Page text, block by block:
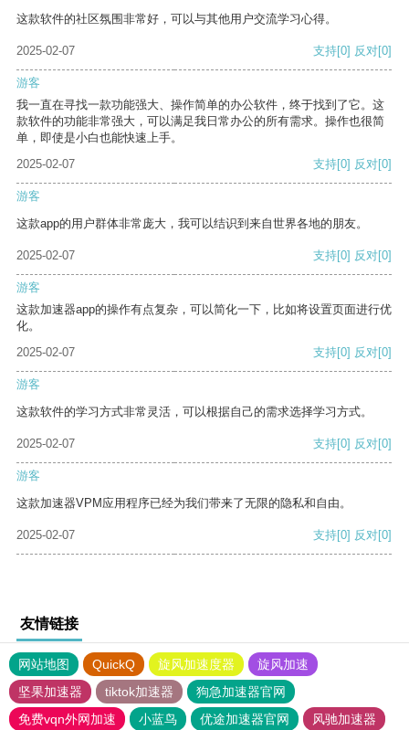
这款软件的社区氛围非常好，可以与其他用户交流学习心得。
2025-02-07 支持[0] 反对[0]
游客
我一直在寻找一款功能强大、操作简单的办公软件，终于找到了它。这
款软件的功能非常强大，可以满足我日常办公的所有需求。操作也很简
单，即使是小白也能快速上手。
2025-02-07
支持[0] 反对[0]
游客
这款app的用户群体非常庞大，我可以结识到来自世界各地的朋友。
2025-02-07 支持[0] 反对[0]
游客
这款加速器app的操作有点复杂，可以简化一下，比如将设置页面进行优
化。
2025-02-07
支持[0] 反对[0]
游客
这款软件的学习方式非常灵活，可以根据自己的需求选择学习方式。
2025-02-07 支持[0] 反对[0]
游客
这款加速器VPM应用程序已经为我们带来了无限的隐私和自由。
2025-02-07 支持[0] 反对[0]
友情链接
网站地图 QuickQ 旋风加速度器
旋风加速
坚果加速器
tiktok加速器
狗急加速器官网
免费vqn外网加速
小蓝鸟 优途加速器官网 风驰加速器